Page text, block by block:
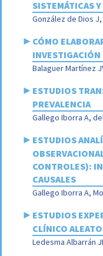
SISTEMÁTICAS
González de Dios
► CÓMO
INVESTIGACIÓN
Balaguer Martínez
► ESTUDIOS
PREVALENCIA
Gallego Iborra A,
► ESTUDIOS
CONTROLES):
CAUSALES
Gallego Iborra A,
► ESTUDIOS
CLÍNICO
Ledesma Albarrán